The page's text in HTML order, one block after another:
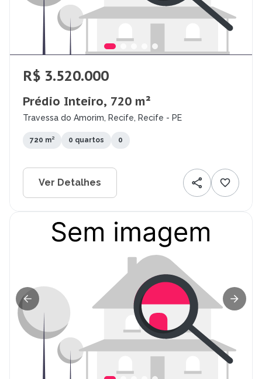
R$ 3.520.000
Prédio Inteiro, 720 m²
Travessa do Amorim, Recife, Recife - PE
720 m² 0 quartos 0
Ver Detalhes